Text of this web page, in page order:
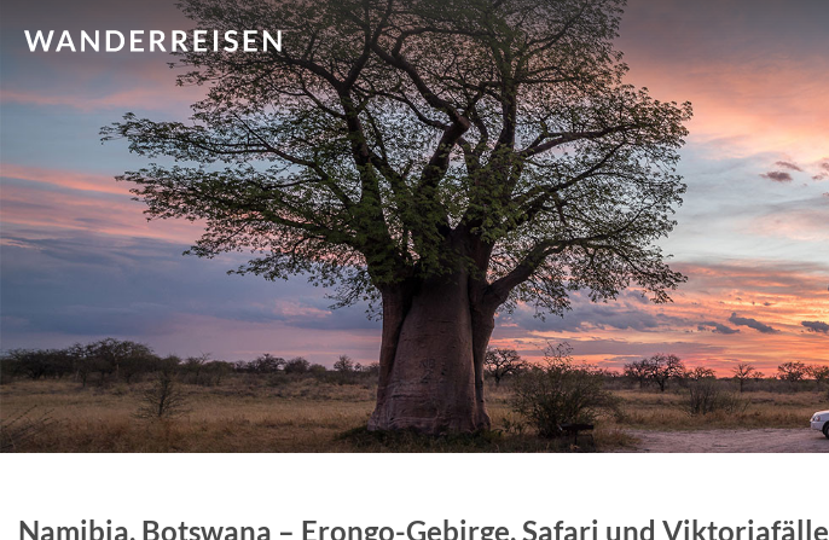
Namibia, Botswana – Erongo-Gebirge, Safari und Viktoriafälle